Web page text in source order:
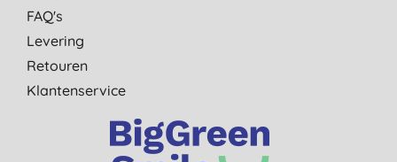
FAQ's
Levering
Retouren
Klantenservice